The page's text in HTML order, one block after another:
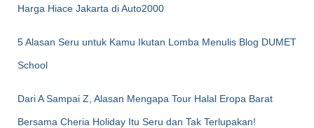
Harga Hiace Jakarta di Auto2000
5 Alasan Seru untuk Kamu Ikutan Lomba Menulis Blog DUMET
School
Dari A Sampai Z, Alasan Mengapa Tour Halal Eropa Barat
Bersama Cheria Holiday Itu Seru dan Tak Terlupakan!